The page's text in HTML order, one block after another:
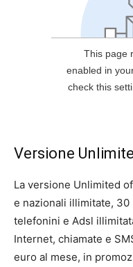
Versione
La versione Unlimited
e nazionali illimitate,
telefonini e Adsl
Internet, chiamate e
euro al mese, in